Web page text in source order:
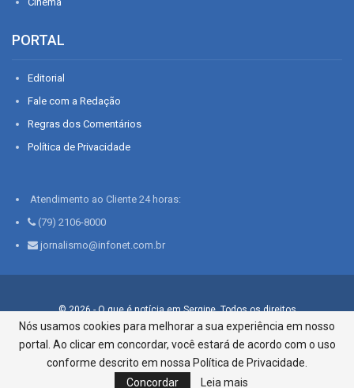
PORTAL
Editorial
Fale com a Redação
Regras dos Comentários
Política de Privacidade
Atendimento ao Cliente 24 horas:
(79) 2106-8000
jornalismo@infonet.com.br
© 2026 - O que é notícia em Sergipe. Todos os direitos
reservados.
Infonet - Rua Monsenhor Silveira 276, Bairro São José |
Aracaju-SE, CEP 49015-030, Fone: 79.2106.8000 - CI Centro de
Informações LTDA
Nós usamos cookies para melhorar a sua experiência em nosso
portal. Ao clicar em concordar, você estará de acordo com o uso
conforme descrito em nossa Política de Privacidade.
Concordar
Leia mais